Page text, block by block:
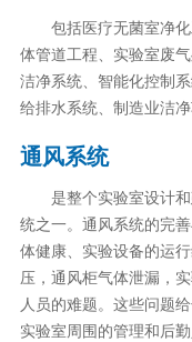
包括医疗无菌室净化
体管道工程、实验室废
洁净系统、智能化控制
给排水系统、制造业洁净
通风系统
是整个实验室设计和
统之一。通风系统的完
体健康、实验设备的运
压，通风柜气体泄漏，
人员的难题。这些问题
实验室周围的管理和后